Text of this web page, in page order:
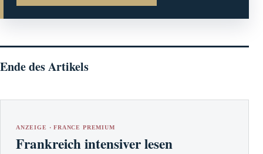
Ende des Artikels
ANZEIGE · FRANCE PREMIUM
Frankreich intensiver lesen